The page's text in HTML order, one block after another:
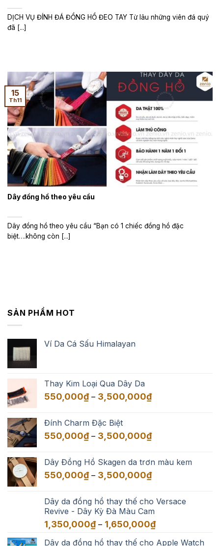
DỊCH VỤ ĐÍNH ĐÁ ĐỒNG HỒ ĐEO TAY Từ lâu những viên đá quý
đã [...]
Dây đồng hồ theo yêu cầu
Dây đồng hồ theo yêu cầu “Bạn có 1 chiếc đồng hồ đặc
biệt….không còn [...]
15
Th11
SẢN PHẨM HOT
Ví Da Cá Sấu Himalayan
Thay Kim Loại Qua Dây Da
550,000₫ – 3,500,000₫Khoảng
đến
Đính Charm Đặc Biệt
550,000₫ – 3,500,000₫Khoảng
550,000₫
đến
Dây Đồng Hồ Skagen da trơn màu kem
550,000₫ – 3,500,000₫Khoảng
550,000₫
đến
3,500,000₫
Dây da đồng hồ thay thế cho Versace
Revive - Dây Kỳ Đà Màu Cam
1,350,000₫ – 1,650,000₫Khoảng
từ
Dây da đồng hồ thay thế cho Apple Watch